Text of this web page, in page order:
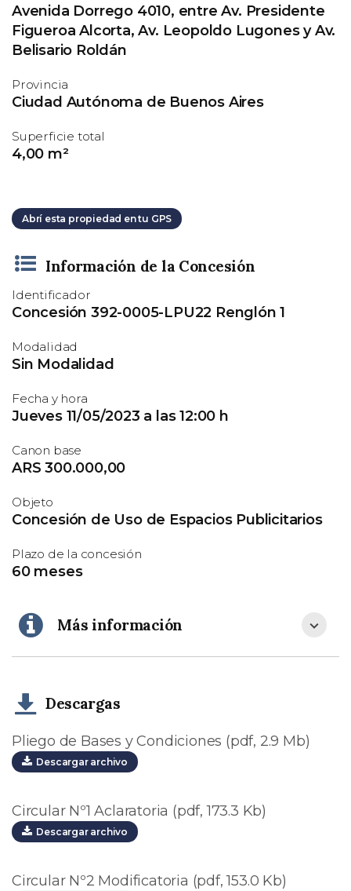
Avenida Dorrego 4010, entre Av. Presidente
Figueroa Alcorta, Av. Leopoldo Lugones y Av.
Belisario Roldán
Provincia
Ciudad Autónoma de Buenos Aires
Superficie total
4,00 m²
Abrí esta propiedad en tu GPS
Información de la Concesión
Identificador
Concesión 392-0005-LPU22 Renglón 1
Modalidad
Sin Modalidad
Fecha y hora
Jueves 11/05/2023 a las 12:00 h
Canon base
ARS 300.000,00
Objeto
Concesión de Uso de Espacios Publicitarios
Plazo de la concesión
60 meses
Más información
Descargas
Pliego de Bases y Condiciones (pdf, 2.9 Mb)
Descargar archivo
Circular Nº1 Aclaratoria (pdf, 173.3 Kb)
Descargar archivo
Circular Nº2 Modificatoria (pdf, 153.0 Kb)